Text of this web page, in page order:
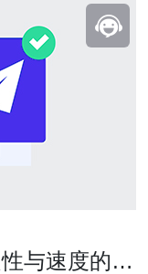
与速度的最